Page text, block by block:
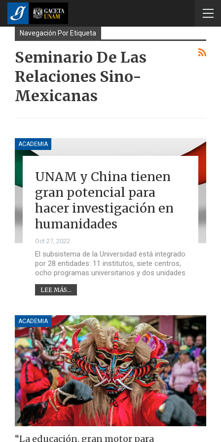
Navegación Por Etiqueta
Seminario De Las
Relaciones Sino-
Mexicanas
ACADEMIA
UNAM y China tienen
gran potencial para
hacer investigación en
humanidades
Oct 27, 2022
El subsistema de la Universidad está integrado
por 28 entidades: 11 institutos, siete centros,
ocho programas universitarios y dos unidades
LEE MÁS...
ACADEMIA
“La educación, gran motor para